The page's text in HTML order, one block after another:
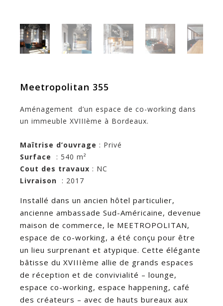
Meetropolitan 355
Aménagement d’un espace de co-working dans
un immeuble XVIIIème à Bordeaux.
Maîtrise d’ouvrage : Privé
Surface
: 540 m²
Cout des travaux : NC
Livraison : 2017
Installé dans un ancien hôtel particulier,
ancienne ambassade Sud-Américaine, devenue
maison de commerce, le MEETROPOLITAN,
espace de co-working, a été conçu pour être
un lieu surprenant et atypique. Cette élégante
bâtisse du XVIIIème allie de grands espaces
de réception et de convivialité – lounge,
espace co-working, espace happening, café
des créateurs – avec de hauts bureaux aux